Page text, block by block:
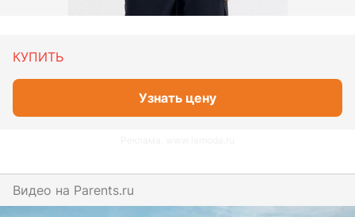
КУПИТЬ
Узнать цену
Видео на parents.ru